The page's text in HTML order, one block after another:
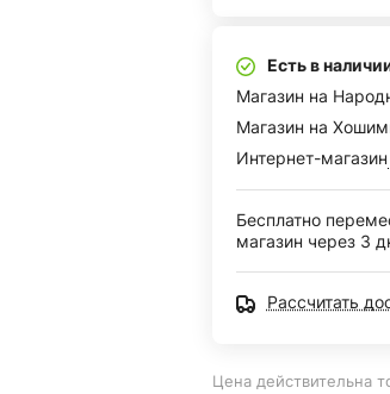
Есть в
Магазин на
Магазин на
Интернет-магазин
Бесплатно
магазин через 3
Рассчитать
Цена действительна